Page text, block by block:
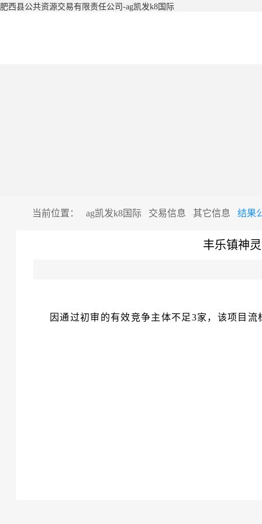
肥西县公共资源交易有限责任公司-ag凯发k8国际
当前位置： ag凯发k8国际 交易信息 其它信息 结果
丰乐镇神
因通过初审的有效竞争主体不足3家，该项目流